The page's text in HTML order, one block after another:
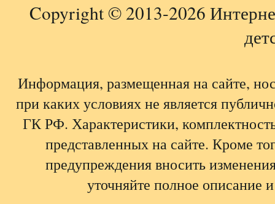
Copyright © 2013-2026
Информация, размещенная на сайте,
при каких условиях не является
ГК РФ. Характеристики,
представленных на сайте. Кроме
предупреждения вносить
уточняйте полное описание